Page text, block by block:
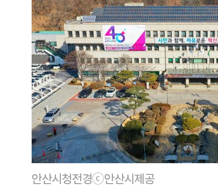
안산시청전경ⓒ안산시제공